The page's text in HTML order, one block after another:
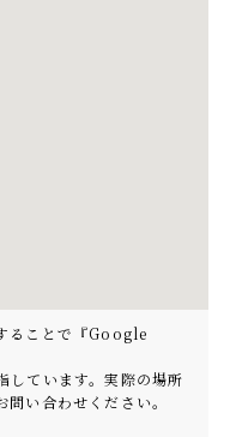
ることで『Google
ています。実際の場所
い合わせください。